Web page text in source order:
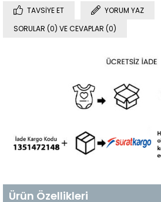
TAVSIYE ET
YORUM YAZ
SORULAR (0) VE CEVAPLAR (0)
Ürün Özellikleri